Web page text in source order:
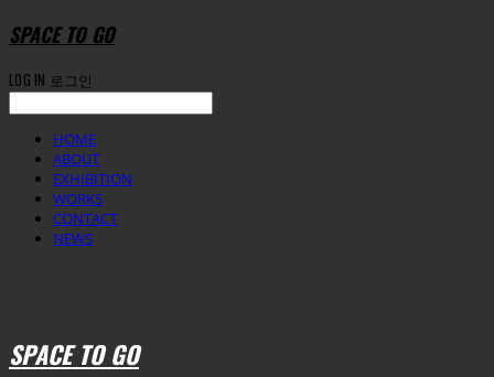
SPACE TO GO
LOG IN 로그인
HOME
ABOUT
EXHIBITION
WORKS
CONTACT
NEWS
SPACE TO GO